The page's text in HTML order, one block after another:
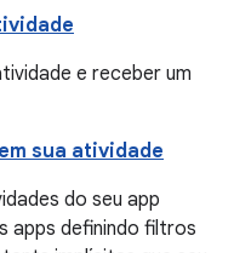
e receber um
sua atividade
do seu app
apps definindo filtros